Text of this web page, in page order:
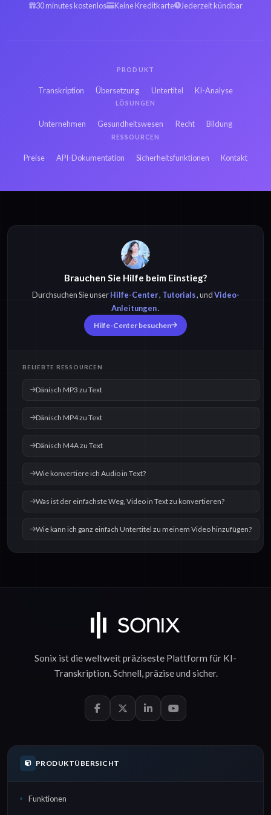
Französisch MPEG zu
Text
Text
Dänisch M4A zu Text
Dänisch OPUS zu
Dänisch OGG zu Text Dänisch WAV zu Text
30 minutes kostenlos Keine Kreditkarte Jederzeit kündbar
PRODUKT
Transkription Übersetzung Untertitel KI-Analyse
LÖSUNGEN
Unternehmen Gesundheitswesen Recht Bildung
RESSOURCEN
Preise API-Dokumentation Sicherheitsfunktionen Kontakt
Brauchen Sie Hilfe beim Einstieg?
Durchsuchen Sie unserHilfe-Center, Tutorials, undVideo-
Anleitungen.
Hilfe-Center besuchen
BELIEBTE RESSOURCEN
Dänisch MP3 zu Text
Dänisch MP4 zu Text
Dänisch M4A zu Text
Wie konvertiere ich Audio in Text?
Was ist der einfachste Weg, Video in Text zu konvertieren?
Wie kann ich ganz einfach Untertitel zu meinem Video hinzufügen?
Sonix ist die weltweit präziseste Plattform für KI-
Transkription.Schnell,präziseund sicher.
PRODUKTÜBERSICHT
Funktionen